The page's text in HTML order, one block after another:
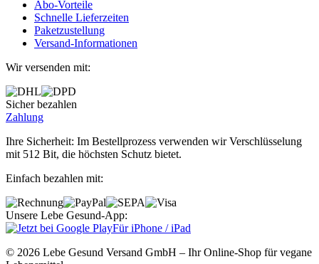
Abo‐Vorteile
Schnelle Lieferzeiten
Paketzustellung
Versand‐Informationen
Wir versenden mit:
Sicher bezahlen
Zahlung
Ihre Sicherheit: Im Bestellprozess verwenden wir Verschlüsselung
mit 512 Bit, die höchsten Schutz bietet.
Einfach bezahlen mit:
Unsere Lebe Gesund-App:
Für iPhone / iPad
© 2026 Lebe Gesund Versand GmbH – Ihr Online‐Shop für vegane